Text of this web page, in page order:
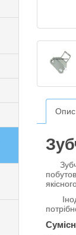
Опис
Іноді